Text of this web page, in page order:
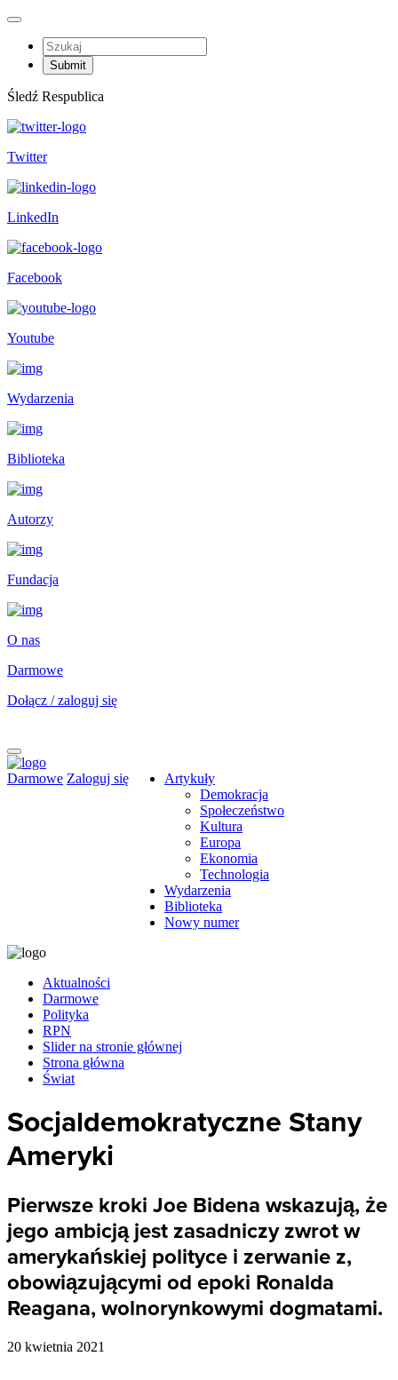
Śledź Respublica
Twitter
LinkedIn
Facebook
Youtube
Wydarzenia
Biblioteka
Autorzy
Fundacja
O nas
Darmowe
Dołącz / zaloguj się
Darmowe Zaloguj się
Artykuły
Demokracja
Społeczeństwo
Kultura
Europa
Ekonomia
Technologia
Wydarzenia
Biblioteka
Nowy numer
Aktualności
Darmowe
Polityka
RPN
Slider na stronie głównej
Strona główna
Świat
Socjaldemokratyczne Stany
Ameryki
Pierwsze kroki Joe Bidena wskazują, że
jego ambicją jest zasadniczy zwrot w
amerykańskiej polityce i zerwanie z,
obowiązującymi od epoki Ronalda
Reagana, wolnorynkowymi dogmatami.
20 kwietnia 2021